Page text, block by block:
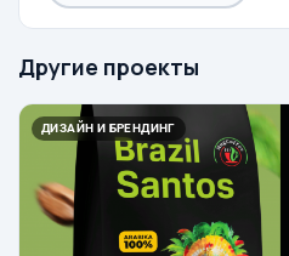
Другие проекты
ДИЗАЙН И БРЕНДИНГ